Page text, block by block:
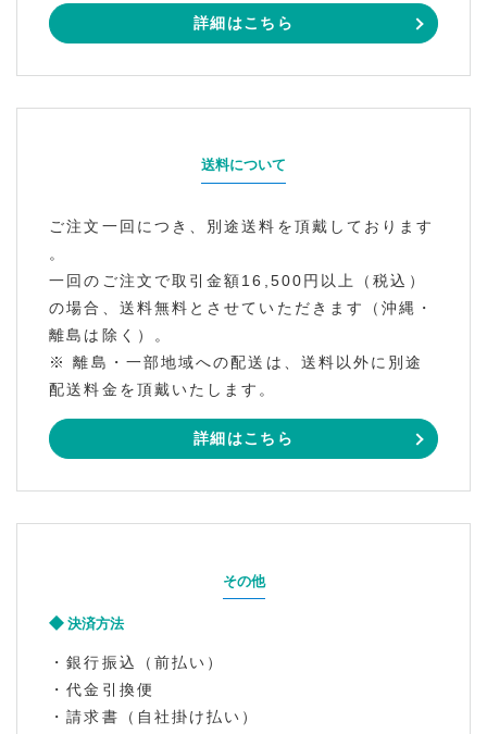
詳細はこちら
送料について
ご注文一回につき、別途送料を頂戴しております
。
一回のご注文で取引金額16,500円以上（税込）
の場合、送料無料とさせていただきます（沖縄・
離島は除く）。
※ 離島・一部地域への配送は、送料以外に別途
配送料金を頂戴いたします。
詳細はこちら
その他
決済方法
・銀行振込（前払い）
・代金引換便
・請求書（自社掛け払い）